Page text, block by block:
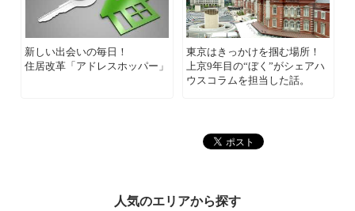
新しい出会いの毎日！
住居改革「アドレスホッパー」
東京はきっかけを掴む場所！
上京9年目の“ぼく”がシェアハ
ウスコラムを担当した話。
人気のエリアから探す